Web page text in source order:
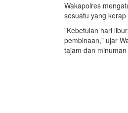
Wakapolres
sesuatu yang
"Kebetulan hari
pembinaan," ujar
tajam dan